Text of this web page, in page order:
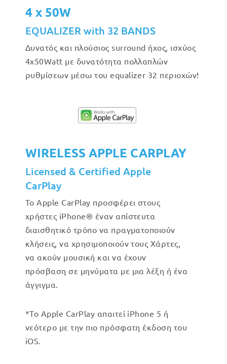
4 x 50W
EQUALIZER with 32 BANDS
Δυνατός και πλούσιος surround ήχος, ισχύος
4x50Watt με δυνατότητα πολλαπλών
ρυθμίσεων μέσω του equalizer 32 περιοχών!
WIRELESS APPLE CARPLAY
Licensed & Certified Apple
CarPlay
Το Apple CarPlay προσφέρει στους
χρήστες iPhone® έναν απίστευτα
διαισθητικό τρόπο να πραγματοποιούν
κλήσεις, να χρησιμοποιούν τους Χάρτες,
να ακούν μουσική και να έχουν
πρόσβαση σε μηνύματα με μια λέξη ή ένα
άγγιγμα.
*Το Apple CarPlay απαιτεί iPhone 5 ή
νεότερο με την πιο πρόσφατη έκδοση του
iOS.